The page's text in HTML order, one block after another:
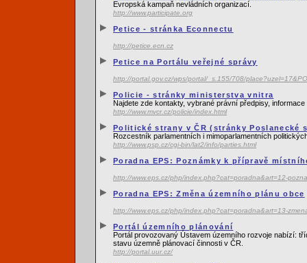
Evropská kampaň nevládních organizací.
http://www.participate.org
Petice - stránka Econnectu
http://petice.ecn.cz
Petice na Portálu veřejné správy
http://portal.gov.cz/wps/portal/_s.155/708/
Policie - stránky ministerstva vnitra
Najdete zde kontakty, vybrané právní předpisy,
http://www.mvcr.cz/policie/index.html
Politické strany v ČR (stránky Poslanecké
Rozcestník parlamentních i mimoparlamentních
http://www.psp.cz/cgi-bin/lat2/info/parties.html
Poradna EPS: Poznámky k přípravě
http://www.eps.cz/php/index.php?cat=poradna&art=12-
Poradna EPS: Změna územního plánu obce
http://www.eps.cz/php/index.php?cat=poradna&art=13-
Portál územního plánování
Portál provozovaný Ústavem územního rozvoje nabízí:
stavu územně plánovací činnosti v ČR.
http://portal.uur.cz/